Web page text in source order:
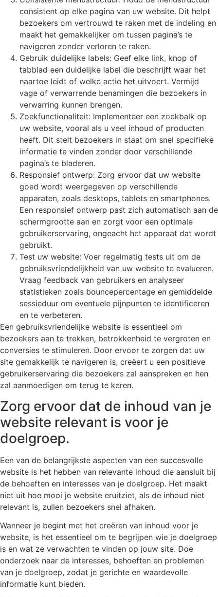
consistent op elke pagina van uw website. Dit helpt
bezoekers om vertrouwd te raken met de indeling en
maakt het gemakkelijker om tussen pagina’s te
navigeren zonder verloren te raken.
Gebruik duidelijke labels: Geef elke link, knop of
tabblad een duidelijke label die beschrijft waar het
naartoe leidt of welke actie het uitvoert. Vermijd
vage of verwarrende benamingen die bezoekers in
verwarring kunnen brengen.
Zoekfunctionaliteit: Implementeer een zoekbalk op
uw website, vooral als u veel inhoud of producten
heeft. Dit stelt bezoekers in staat om snel specifieke
informatie te vinden zonder door verschillende
pagina’s te bladeren.
Responsief ontwerp: Zorg ervoor dat uw website
goed wordt weergegeven op verschillende
apparaten, zoals desktops, tablets en smartphones.
Een responsief ontwerp past zich automatisch aan de
schermgrootte aan en zorgt voor een optimale
gebruikerservaring, ongeacht het apparaat dat wordt
gebruikt.
Test uw website: Voer regelmatig tests uit om de
gebruiksvriendelijkheid van uw website te evalueren.
Vraag feedback van gebruikers en analyseer
statistieken zoals bouncepercentage en gemiddelde
sessieduur om eventuele pijnpunten te identificeren
en te verbeteren.
Een gebruiksvriendelijke website is essentieel om
bezoekers aan te trekken, betrokkenheid te vergroten en
conversies te stimuleren. Door ervoor te zorgen dat uw
site gemakkelijk te navigeren is, creëert u een positieve
gebruikerservaring die bezoekers zal aanspreken en hen
zal aanmoedigen om terug te keren.
Zorg ervoor dat de inhoud van je
website relevant is voor je
doelgroep.
Een van de belangrijkste aspecten van een succesvolle
website is het hebben van relevante inhoud die aansluit bij
de behoeften en interesses van je doelgroep. Het maakt
niet uit hoe mooi je website eruitziet, als de inhoud niet
relevant is, zullen bezoekers snel afhaken.
Wanneer je begint met het creëren van inhoud voor je
website, is het essentieel om te begrijpen wie je doelgroep
is en wat ze verwachten te vinden op jouw site. Doe
onderzoek naar de interesses, behoeften en problemen
van je doelgroep, zodat je gerichte en waardevolle
informatie kunt bieden.